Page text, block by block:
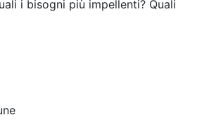
i bisogni più impellenti? Quali